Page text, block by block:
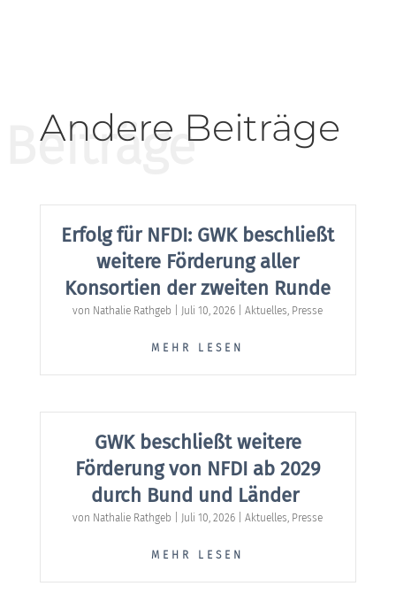
Andere Beiträge
Beiträge
Erfolg für NFDI: GWK beschließt
weitere Förderung aller
Konsortien der zweiten Runde
von Nathalie Rathgeb Juli 10, 2026 |Aktuelles, Presse
MEHR LESEN
GWK beschließt weitere
Förderung von NFDI ab 2029
durch Bund und Länder
von Nathalie Rathgeb Juli 10, 2026 |Aktuelles, Presse
MEHR LESEN